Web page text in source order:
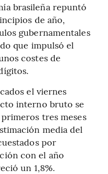
brasileña repuntó
de año,
gubernamentales
que impulsó el
costes de
el viernes
interno bruto se
tres meses
media del
por
con el año
un 1,8%.